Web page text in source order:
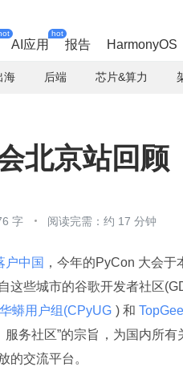
AI应用
hot
报告 HarmonyOS
海 后端 芯片&算力
北京站回顾
字 阅读完需：约 17 分钟
户中国 ，今年的PyCon 大会
这些城市的谷歌开发者社区
华蟒用户组(CPyUG ) 和
服务社区”的宗旨，为国内所
的交流平台。